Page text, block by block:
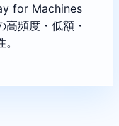
for Machines
高頻度・低額・